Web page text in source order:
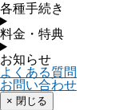
各種手続き
料金・特典
お知らせ
よくある質問
お問い合わせ
× 閉じる